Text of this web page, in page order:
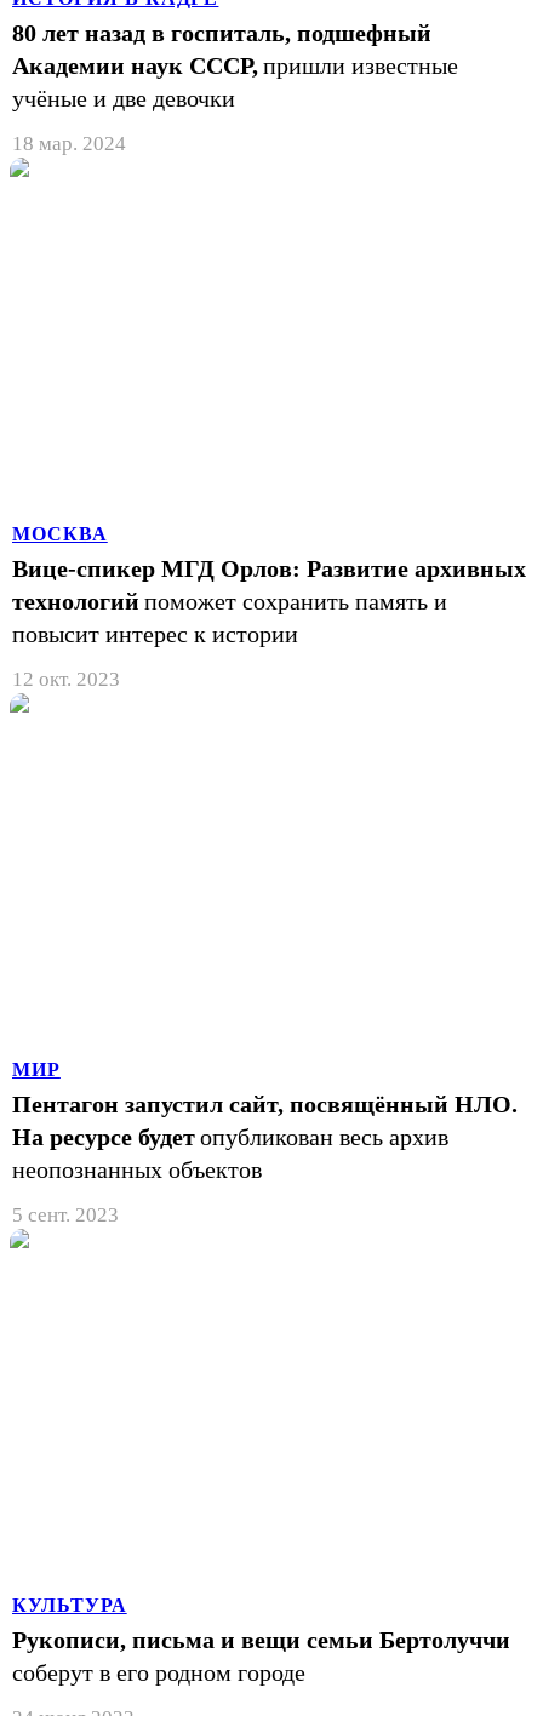
80 лет назад в госпиталь, подшефный
Академии наук СССР,пришли известные
учёные и две девочки
18 мар. 2024
МОСКВА
Вице-спикер МГД Орлов: Развитие архивных
технологий поможет сохранить память и
повысит интерес к истории
12 окт. 2023
МИР
Пентагон запустил сайт, посвящённый НЛО.
На ресурсе будетопубликован весь архив
неопознанных объектов
5 сент. 2023
КУЛЬТУРА
Рукописи, письма и вещи семьи Бертолуччи
соберут в его родном городе